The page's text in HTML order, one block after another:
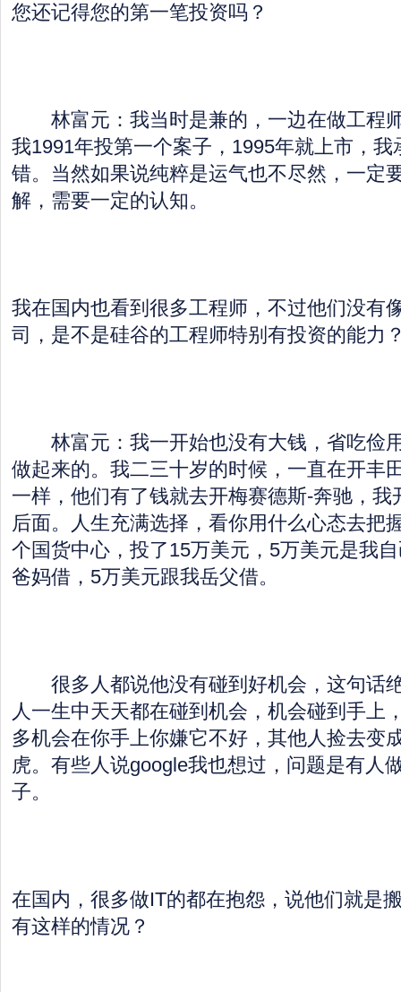
您还记得您的第一笔投资吗？
林富元：我当时是兼的，一边在做工程
我1991年投第一个案子，1995年就上市，我
错。当然如果说纯粹是运气也不尽然，一定
解，需要一定的认知。
我在国内也看到很多工程师，不过他们没有
司，是不是硅谷的工程师特别有投资的能力
林富元：我一开始也没有大钱，省吃俭
做起来的。我二三十岁的时候，一直在开丰
一样，他们有了钱就去开梅赛德斯-奔驰，我
后面。人生充满选择，看你用什么心态去把
个国货中心，投了15万美元，5万美元是我
爸妈借，5万美元跟我岳父借。
很多人都说他没有碰到好机会，这句话
人一生中天天都在碰到机会，机会碰到手上
多机会在你手上你嫌它不好，其他人捡去变
虎。有些人说google我也想过，问题是有人
子。
在国内，很多做IT的都在抱怨，说他们就是
有这样的情况？